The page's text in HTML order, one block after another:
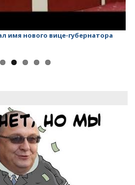
имя нового вице-губернатора